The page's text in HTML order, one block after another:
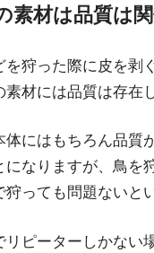
素材は品質は
を狩った際に皮を剥
素材には品質は存在
体にはもちろん品質
になりますが、鳥を
狩っても問題ないと
リピーターしかない